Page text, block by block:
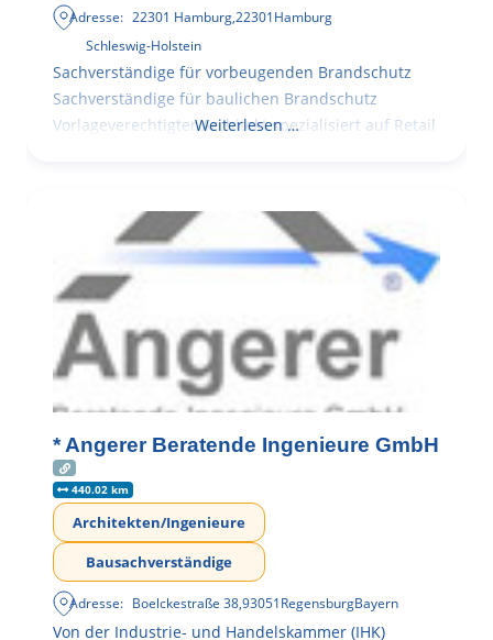
Adresse: 22301 Hamburg,22301Hamburg
Schleswig-Holstein
Sachverständige für vorbeugenden Brandschutz
Sachverständige für baulichen Brandschutz
Vorlageverechtigter Architekt spezialisiert auf Retail
Weiterlesen …
* Angerer Beratende Ingenieure GmbH
440.02 km
Architekten/Ingenieure
Bausachverständige
Adresse: Boelckestraße 38,93051RegensburgBayern
Von der Industrie- und Handelskammer (IHK)